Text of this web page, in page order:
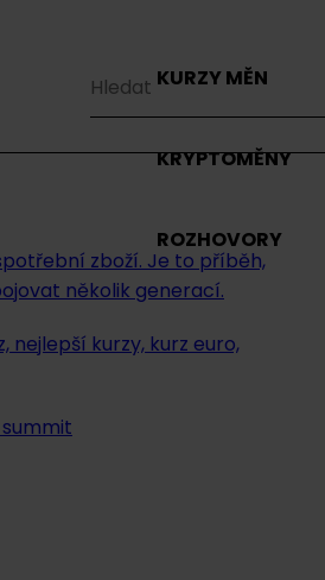
KURZY MĚN
KRYPTOMĚNY
ROZHOVORY